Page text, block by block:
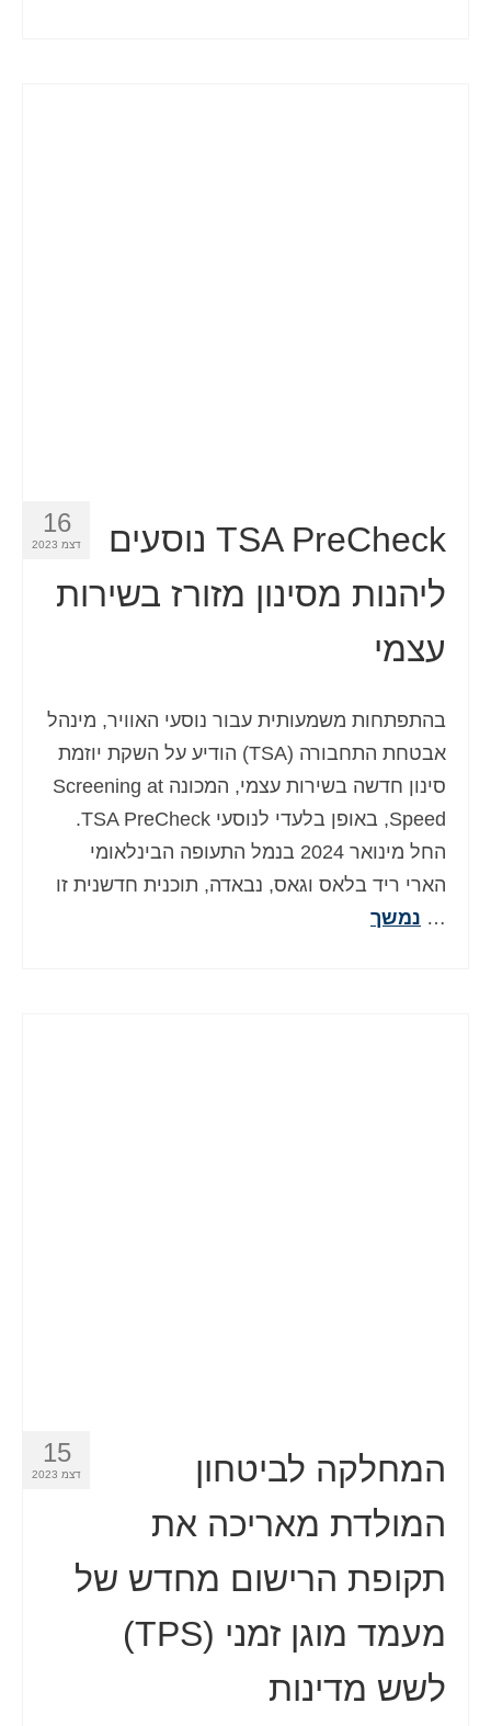
16
דצמ 2023
TSA PreCheck נוסעים
ליהנות מסינון מזורז בשירות
עצמי
בהתפתחות משמעותית עבור נוסעי האוויר, מינהל
אבטחת התחבורה (TSA) הודיע על השקת יוזמת
סינון חדשה בשירות עצמי, המכונה Screening at
Speed, באופן בלעדי לנוסעי TSA PreCheck.
החל מינואר 2024 בנמל התעופה הבינלאומי
הארי ריד בלאס וגאס, נבאדה, תוכנית חדשנית זו
… נמשך
15
דצמ 2023
המחלקה לביטחון
המולדת מאריכה את
תקופת הרישום מחדש של
מעמד מוגן זמני (TPS)
לשש מדינות